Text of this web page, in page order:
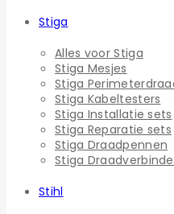
Stiga
Alles voor Stiga
Stiga Mesjes
Stiga
Stiga Kabeltesters
Stiga Installatie sets
Stiga Reparatie sets
Stiga Draadpennen
Stiga
Stihl